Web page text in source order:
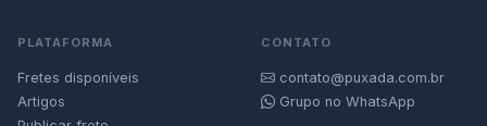
PLATAFORMA
Fretes disponíveis
Artigos
CONTATO
contato@puxada.com.br
Grupo no WhatsApp